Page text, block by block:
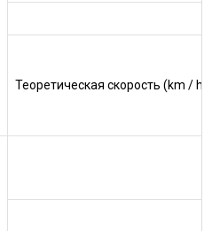
Теоретическая скорость (km / h)